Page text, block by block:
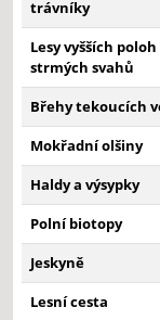
trávníky
Lesy vyšších poloh
strmých svahů
Břehy tekoucích
Mokřadní olšiny
Haldy a výsypky
Polní biotopy
Jeskyně
Lesní cesta